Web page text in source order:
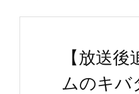
【放送
ムのキバ